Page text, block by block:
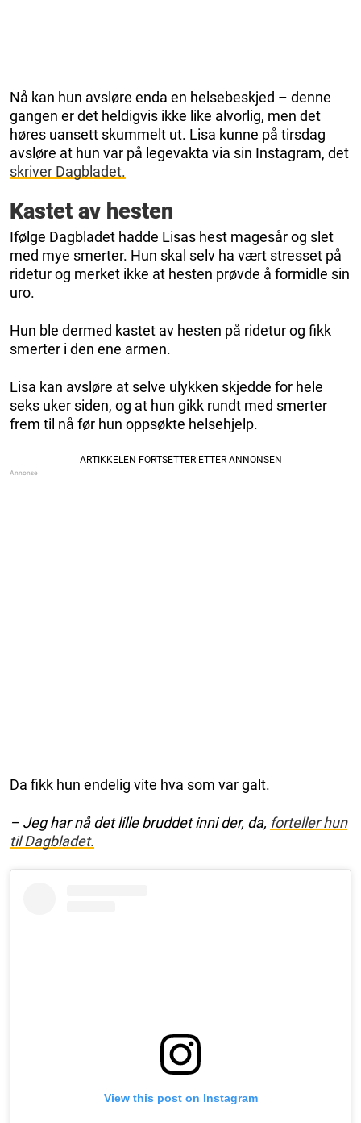
Nå kan hun avsløre enda en helsebeskjed – denne
gangen er det heldigvis ikke like alvorlig, men det
høres uansett skummelt ut. Lisa kunne på tirsdag
avsløre at hun var på legevakta via sin Instagram, det
skriver Dagbladet.
Kastet av hesten
Ifølge Dagbladet hadde Lisas hest magesår og slet
med mye smerter. Hun skal selv ha vært stresset på
ridetur og merket ikke at hesten prøvde å formidle sin
uro.
Hun ble dermed kastet av hesten på ridetur og fikk
smerter i den ene armen.
Lisa kan avsløre at selve ulykken skjedde for hele
seks uker siden, og at hun gikk rundt med smerter
frem til nå før hun oppsøkte helsehjelp.
Da fikk hun endelig vite hva som var galt.
– Jeg har nå det lille bruddet inni der, da, forteller hun
til Dagbladet.
View this post on Instagram